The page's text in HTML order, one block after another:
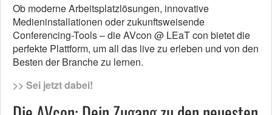
Ob moderne Arbeitsplatzlösungen, innovative
Medieninstallationen oder zukunftsweisende
Conferencing-Tools – die AVcon @ LEaT con bietet die
perfekte Plattform, um all das live zu erleben und von den
Besten der Branche zu lernen.
>> Sei jetzt dabei!